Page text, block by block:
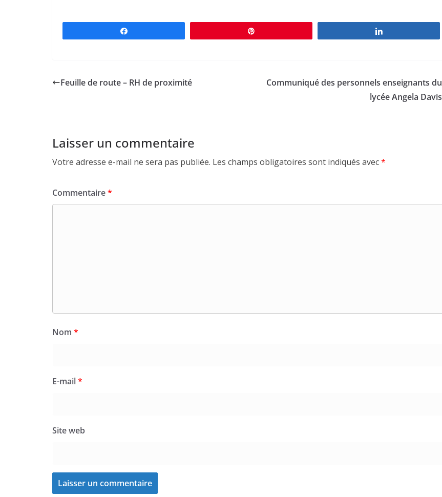
Feuille de route – RH de proximité
Communiqué des personnels enseignants du
lycée Angela Davis
Laisser un commentaire
Votre adresse e-mail ne sera pas publiée. Les champs obligatoires sont indiqués avec*
Commentaire*
Nom *
E-mail*
Site web